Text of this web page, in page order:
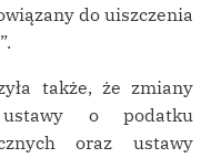
do uiszczenia
także, że zmiany
o podatku
oraz ustawy